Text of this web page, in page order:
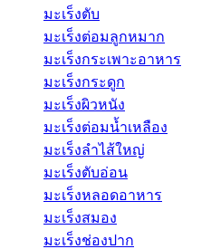
มะเร็งตับ
มะเร็งต่อมลูกหมาก
มะเร็งกระเพาะอาหาร
มะเร็งกระดูก
มะเร็งผิวหนัง
มะเร็งต่อมน้ำเหลือง
มะเร็งลำไส้ใหญ่
มะเร็งตับอ่อน
มะเร็งหลอดอาหาร
มะเร็งสมอง
มะเร็งช่องปาก